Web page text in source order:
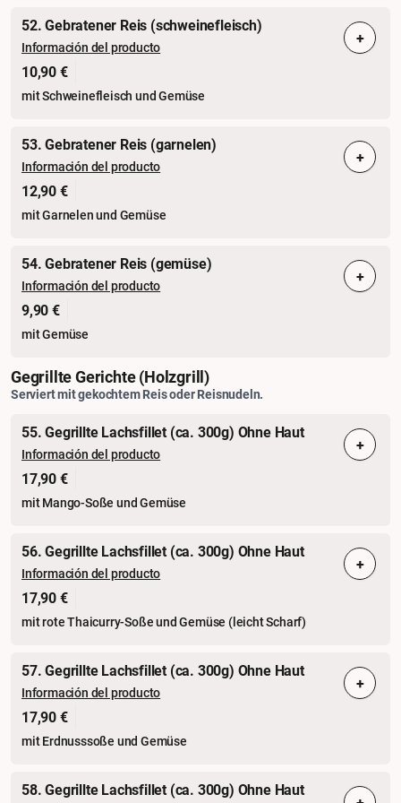
52. Gebratener Reis (schweinefleisch)
Información del producto
10,90 €
mit Schweinefleisch und Gemüse
+
53. Gebratener Reis (garnelen)
Información del producto
12,90 €
mit Garnelen und Gemüse
+
54. Gebratener Reis (gemüse)
Información del producto
9,90 €
mit Gemüse
+
Gegrillte Gerichte (holzgrill)
Serviert mit gekochtem Reis oder Reisnudeln.
55. Gegrillte Lachsfillet (ca. 300g) Ohne Haut
Información del producto
17,90 €
mit Mango-Soße und Gemüse
+
56. Gegrillte Lachsfillet (ca. 300g) Ohne Haut
Información del producto
17,90 €
mit rote Thaicurry-Soße und Gemüse (leicht Scharf)
+
57. Gegrillte Lachsfillet (ca. 300g) Ohne Haut
Información del producto
17,90 €
mit Erdnusssoße und Gemüse
+
58. Gegrillte Lachsfillet (ca. 300g) Ohne Haut